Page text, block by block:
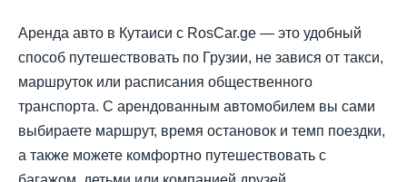
Аренда авто в Кутаиси с RosCar.ge — это удобный
способ путешествовать по Грузии, не завися от такси,
маршруток или расписания общественного
транспорта. С арендованным автомобилем вы сами
выбираете маршрут, время остановок и темп поездки,
а также можете комфортно путешествовать с